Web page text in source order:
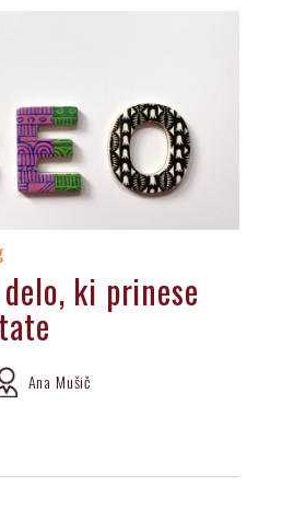
ki prinese
Ana Mušič